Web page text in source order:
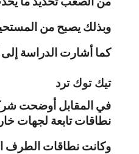
وبذلك يصبح من
كما أشارت الدراسة
تيك توك ترد
نطاقات تابعة لجهات